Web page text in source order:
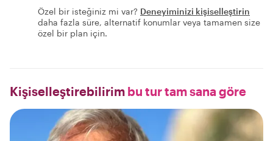
Özel bir isteğiniz mi var? Deneyiminizi kişiselleştirin
daha fazla süre, alternatif konumlar veya tamamen size
özel bir plan için.
Kişiselleştirebilirim bu tur tam sana göre